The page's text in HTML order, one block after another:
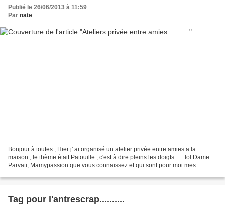
Publié le 26/06/2013 à 11:59
Par nate
Bonjour à toutes , Hier j' ai organisé un atelier privée entre amies a la
maison , le thème était Patouille , c'est à dire pleins les doigts ..... lol Dame
Parvati, Mamypassion que vous connaissez et qui sont pour moi mes
Tag pour l'antrescrap..........